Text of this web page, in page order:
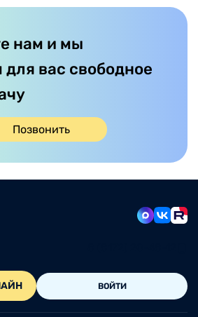
нам и мы
вас свободное
Позвонить
ВОЙТИ